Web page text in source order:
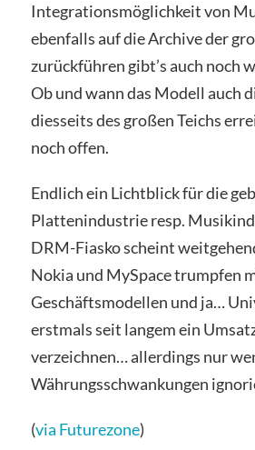
Integrationsmöglichkeit von
ebenfalls auf die Archive der
zurückführen gibt’s auch noch
Ob und wann das Modell auch
diesseits des großen Teichs
noch offen.
Endlich ein Lichtblick für die
Plattenindustrie resp.
DRM-Fiasko scheint
Nokia und MySpace trumpfen
Geschäftsmodellen und ja…
erstmals seit langem ein
verzeichnen… allerdings nur
Währungsschwankungen
(via Futurezone)